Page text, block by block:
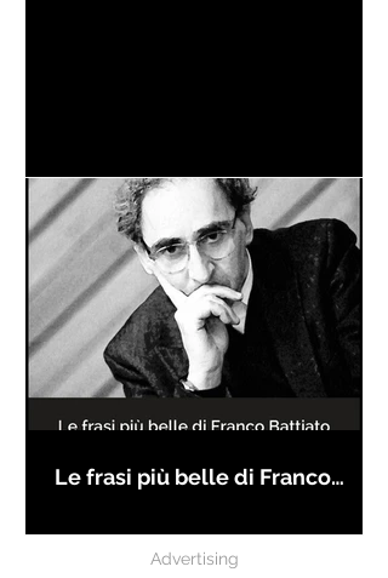
Le frasi più belle di Franco
Advertising